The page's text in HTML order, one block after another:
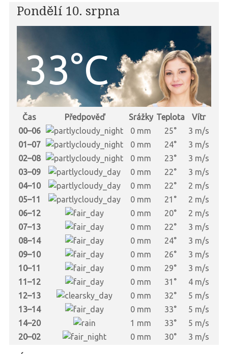
Pondělí 10. srpna
33°C
Čas Předpověď Srážky Teplota
Vítr
00–06
0 mm 25°
3 m/s
01–07
0 mm 24°
3 m/s
02–08
0 mm 23°
3 m/s
03–09
0 mm 22°
3 m/s
04–10
0 mm 22°
2 m/s
05–11
0 mm 21°
2 m/s
06–12
0 mm 20°
2 m/s
07–13
0 mm 22°
3 m/s
08–14
0 mm 24°
3 m/s
09–10
0 mm 26°
3 m/s
10–11
0 mm 29°
3 m/s
11–12
0 mm 31°
4 m/s
12–13
0 mm 32°
5 m/s
13–14
0 mm 33°
5 m/s
14–20
1 mm 33°
5 m/s
20–02
0 mm 30° 3 m/s